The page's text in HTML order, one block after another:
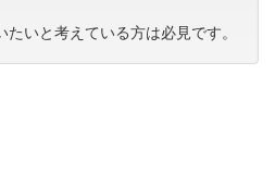
いと考えている方は必見です。